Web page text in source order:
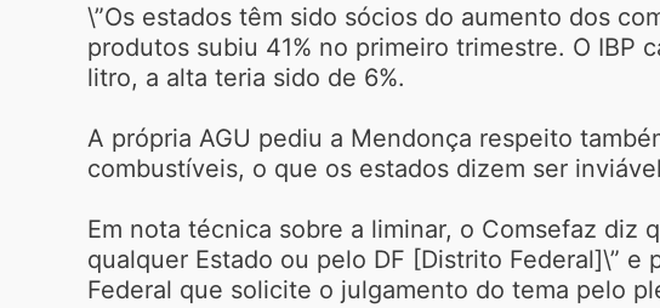
\”Os estados têm sido sócios do aumento dos
produtos subiu 41% no primeiro trimestre. O IBP
litro, a alta teria sido de 6%.
A própria AGU pediu a Mendonça respeito
combustíveis, o que os estados dizem ser
Em nota técnica sobre a liminar, o Comsefaz diz
qualquer Estado ou pelo DF [Distrito Federal]\”
Federal que solicite o julgamento do tema pelo